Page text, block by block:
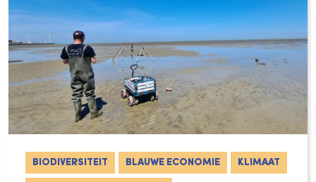
BIODIVERSITEIT BLAUWE ECONOMIE KLIMAAT